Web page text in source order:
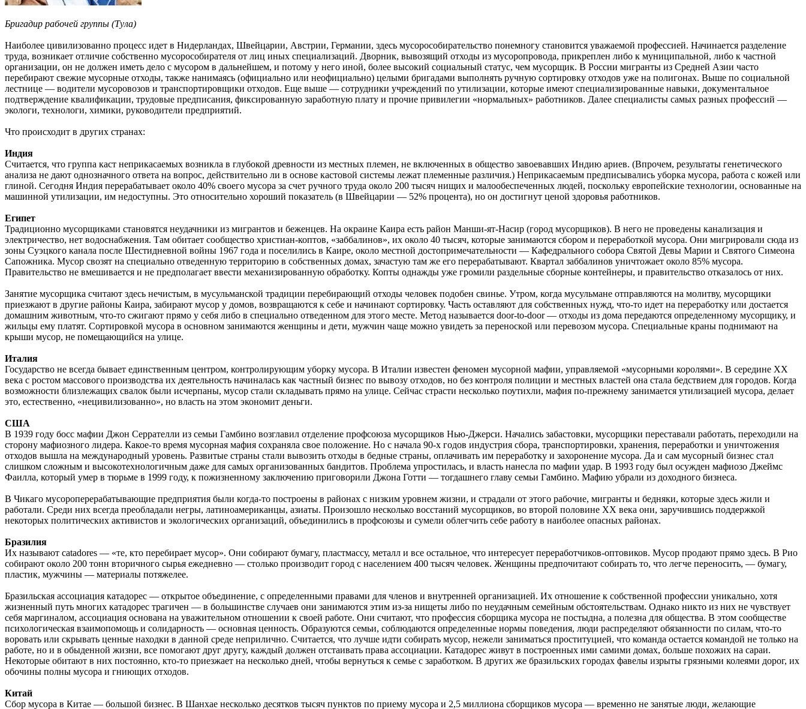
Бригадир рабочей группы (Тула)
Наиболее цивилизованно процесс идет в Нидерландах, Швейцарии, Австрии, Германии, здесь мусорособирательство понемногу становится уважаемой профессией. Начинается разделение
труда, возникает отличие собственно мусорособирателя от лиц иных специализаций. Дворник, вывозящий отходы из мусоропровода, прикреплен либо к муниципальной, либо к частной
организации, он не должен иметь дело с мусором в дальнейшем, и потому у него иной, более высокий социальный статус, чем мусорщик. В России мигранты из Средней Азии часто
перебирают свежие мусорные отходы, также нанимаясь (официально или неофициально) целыми бригадами выполнять ручную сортировку отходов уже на полигонах. Выше по социальной
лестнице — водители мусоровозов и транспортировщики отходов. Еще выше — сотрудники учреждений по утилизации, которые имеют специализированные навыки, документальное
подтверждение квалификации, трудовые предписания, фиксированную заработную плату и прочие привилегии «нормальных» работников. Далее специалисты самых разных профессий —
экологи, технологи, химики, руководители предприятий.
Что происходит в других странах:
Индия
Считается, что группа каст неприкасаемых возникла в глубокой древности из местных племен, не включенных в общество завоевавших Индию ариев. (Впрочем, результаты генетического
анализа не дают однозначного ответа на вопрос, действительно ли в основе кастовой системы лежат племенные различия.) Неприкасаемым предписывались уборка мусора, работа с кожей или
глиной. Сегодня Индия перерабатывает около 40% своего мусора за счет ручного труда около 200 тысяч нищих и малообеспеченных людей, поскольку европейские технологии, основанные на
машинной утилизации, им недоступны. Это относительно хороший показатель (в Швейцарии — 52% процента), но он достигнут ценой здоровья работников.
Египет
Традиционно мусорщиками становятся неудачники из мигрантов и беженцев. На окраине Каира есть район Манши-ят-Насир (город мусорщиков). В него не проведены канализация и
электричество, нет водоснабжения. Там обитает сообщество христиан-коптов, «заббалинов», их около 40 тысяч, которые занимаются сбором и переработкой мусора. Они мигрировали сюда из
зоны Суэцкого канала после Шестидневной войны 1967 года и поселились в Каире, около местной достопримечательности — Кафедрального собора Святой Девы Марии и Святого Симеона
Сапожника. Мусор свозят на специально отведенную территорию в собственных домах, зачастую там же его перерабатывают. Квартал заббалинов уничтожает около 85% мусора.
Правительство не вмешивается и не предполагает ввести механизированную обработку. Копты однажды уже громили раздельные сборные контейнеры, и правительство отказалось от них.
Занятие мусорщика считают здесь нечистым, в мусульманской традиции перебирающий отходы человек подобен свинье. Утром, когда мусульмане отправляются на молитву, мусорщики
приезжают в другие районы Каира, забирают мусор у домов, возвращаются к себе и начинают сортировку. Часть оставляют для собственных нужд, что-то идет на переработку или достается
домашним животным, что-то сжигают прямо у себя либо в специально отведенном для этого месте. Метод называется door-to-door — отходы из дома передаются определенному мусорщику, и
жильцы ему платят. Сортировкой мусора в основном занимаются женщины и дети, мужчин чаще можно увидеть за переноской или перевозом мусора. Специальные краны поднимают на
крыши мусор, не помещающийся на улице.
Италия
Государство не всегда бывает единственным центром, контролирующим уборку мусора. В Италии известен феномен мусорной мафии, управляемой «мусорными королями». В середине ХХ
века с ростом массового производства их деятельность начиналась как частный бизнес по вывозу отходов, но без контроля полиции и местных властей она стала бедствием для городов. Когда
возможности близлежащих свалок были исчерпаны, мусор стали складывать прямо на улице. Сейчас страсти несколько поутихли, мафия по-прежнему занимается утилизацией мусора, делает
это, естественно, «нецивилизованно», но власть на этом экономит деньги.
CША
В 1939 году босс мафии Джон Серрателли из семьи Гамбино возглавил отделение профсоюза мусорщиков Нью-Джерси. Начались забастовки, мусорщики переставали работать, переходили на
сторону мафиозного лидера. Какое-то время мусорная мафия сохраняла свое положение. Но с начала 90-х годов индустрия сбора, транспортировки, хранения, переработки и уничтожения
отходов вышла на международный уровень. Развитые страны стали вывозить отходы в бедные страны, оплачивать им переработку и захоронение мусора. Да и сам мусорный бизнес стал
слишком сложным и высокотехнологичным даже для самых организованных бандитов. Проблема упростилась, и власть нанесла по мафии удар. В 1993 году был осужден мафиозо Джеймс
Фаилла, который умер в тюрьме в 1999 году, к пожизненному заключению приговорили Джона Готти — тогдашнего главу семьи Гамбино. Мафию убрали из доходного бизнеса.
В Чикаго мусороперерабатывающие предприятия были когда-то построены в районах с низким уровнем жизни, и страдали от этого рабочие, мигранты и бедняки, которые здесь жили и
работали. Среди них всегда преобладали негры, латиноамериканцы, азиаты. Произошло несколько восстаний мусорщиков, во второй половине ХХ века они, заручившись поддержкой
некоторых политических активистов и экологических организаций, объединились в профсоюзы и сумели облегчить себе работу в наиболее опасных районах.
Бразилия
Их называют catadores — «те, кто перебирает мусор». Они собирают бумагу, пластмассу, металл и все остальное, что интересует переработчиков-оптовиков. Мусор продают прямо здесь. В Рио
собирают около 200 тонн вторичного сырья ежедневно — столько производит город с населением 400 тысяч человек. Женщины предпочитают собирать то, что легче переносить, — бумагу,
пластик, мужчины — материалы потяжелее.
Бразильская ассоциация катадорес — открытое объединение, с определенными правами для членов и внутренней организацией. Их отношение к собственной профессии уникально, хотя
жизненный путь многих катадорес трагичен — в большинстве случаев они занимаются этим из-за нищеты либо по неудачным семейным обстоятельствам. Однако никто из них не чувствует
себя маргиналом, ассоциация основана на уважительном отношении к своей работе. Они считают, что профессия сборщика мусора не постыдна, а полезна для общества. В этом сообществе
психологическая взаимопомощь и солидарность — основная ценность. Образуются семьи, соблюдаются определенные нормы поведения, люди распределяют обязанности по силам, что-то
воровать или скрывать ценные находки в данной среде неприлично. Считается, что лучше идти собирать мусор, нежели заниматься проституцией, что команда остается командой не только на
работе, но и в обыденной жизни, все помогают друг другу, каждый должен отстаивать права ассоциации. Катадорес живут в построенных ими самими домах, больше похожих на сараи.
Некоторые обитают в них постоянно, кто-то приезжает на несколько дней, чтобы вернуться к семье с заработком. В других же бразильских городах фавелы изрыты грязными колеями дорог, их
обочины полны мусора и гниющих отходов.
Китай
Сбор мусора в Китае — большой бизнес. В Шанхае несколько десятков тысяч пунктов по приему мусора и 2,5 миллиона сборщиков мусора — временно не занятые люди, желающие